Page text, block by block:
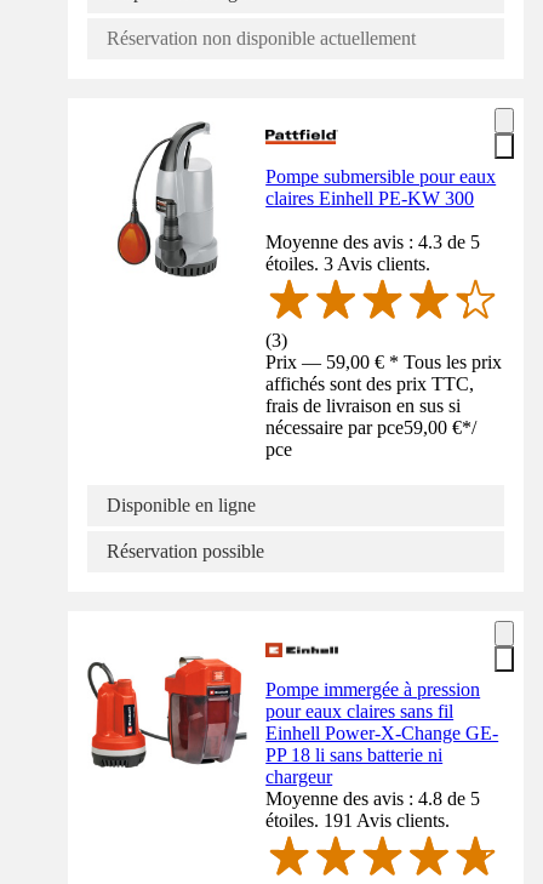
Réservation non disponible actuellement
Pompe submersible pour eaux
claires Einhell PE-KW 300
Moyenne des avis : 4.3 de 5
étoiles. 3 Avis clients.
(3)
Prix — 59,00 € * Tous les prix
affichés sont des prix TTC,
frais de livraison en sus si
nécessaire par pce59,00 €*/
pce
Disponible en ligne
Réservation possible
Pompe immergée à pression
pour eaux claires sans fil
Einhell Power-X-Change GE-
PP 18 li sans batterie ni
chargeur
Moyenne des avis : 4.8 de 5
étoiles. 191 Avis clients.